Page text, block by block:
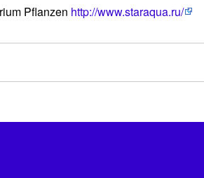
Pflanzen http://www.staraqua.ru/